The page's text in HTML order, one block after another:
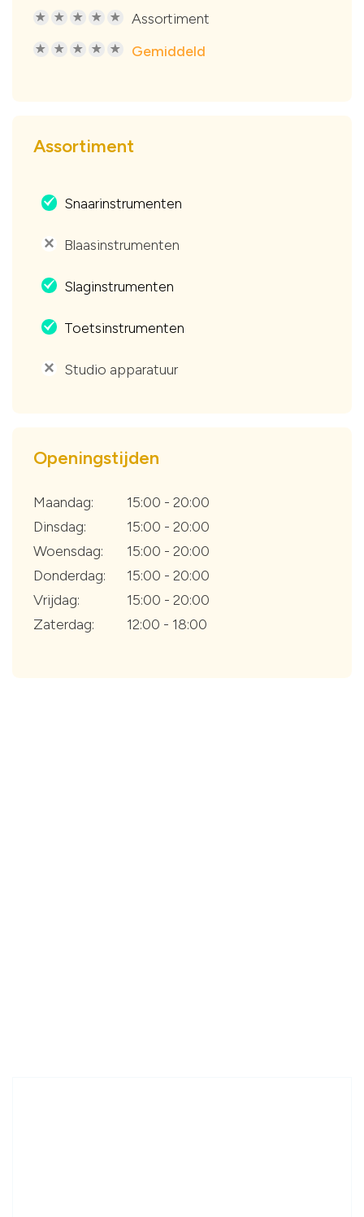
R R R R R Assortiment
R R R R R Gemiddeld
Assortiment
. Snaarinstrumenten
' Blaasinstrumenten
. Slaginstrumenten
. Toetsinstrumenten
' Studio apparatuur
Openingstijden
Maandag:
15:00 - 20:00
Dinsdag:
15:00 - 20:00
Woensdag:
15:00 - 20:00
Donderdag:
15:00 - 20:00
Vrijdag:
15:00 - 20:00
Zaterdag:
12:00 - 18:00